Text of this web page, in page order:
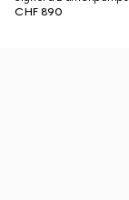
CHF 890